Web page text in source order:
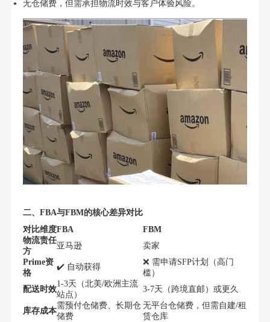
无仓储费，但需承担物流时效与客户体验风险。
二、FBA与FBM的核心差异对比
对比维度FBA
FBM
物流责任
方
亚马逊
卖家
Prime资
格
✔️ 自动获得
❌ 需申请SFP计划（高门
槛）
配送时效
1-3天（北美/欧洲主流
站点）
3-7天（跨境直邮）或更久
库存成本
需预付仓储费、长期仓
储费
无平台仓储费，但需自建/租
赁仓库